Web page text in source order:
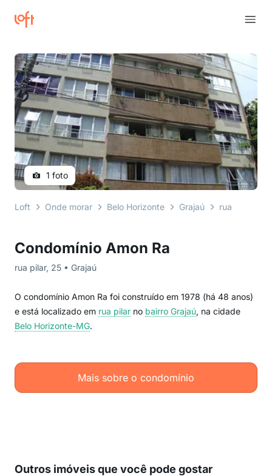
Condomínio Amon Ra
rua pilar, 25 • Grajaú
O condomínio Amon Ra foi construído em 1978 (há 48 anos)
e está localizado em rua pilar no bairro Grajaú, na cidade
Belo Horizonte-MG.
Mais sobre o condomínio
1 foto
Loft Onde morar Belo Horizonte Grajaú rua pilar
Outros imóveis que você pode gostar